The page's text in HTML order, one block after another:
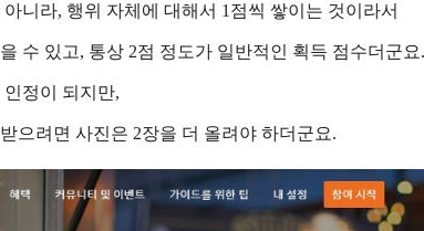
니라, 행위 자체에 대해서 1점씩 쌓이는 것이라서
수 있고, 통상 2점 정도가 일반적인 획득 점수더군요.
정이 되지만,
으려면 사진은 2장을 더 올려야 하더군요.